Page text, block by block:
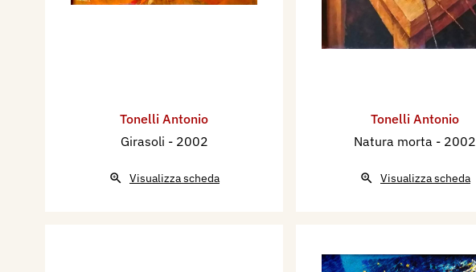
Tonelli Antonio
Girasoli - 2002
Visualizza scheda
Tonelli Antonio
Natura morta - 2002
Visualizza scheda